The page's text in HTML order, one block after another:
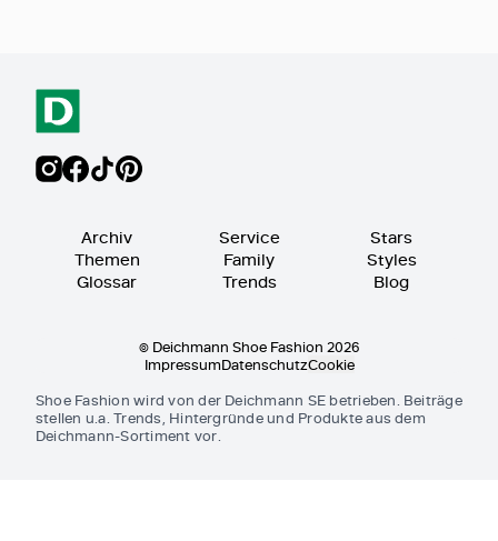
Archiv
Themen
Glossar
Service
Family
Trends
Stars
Styles
Blog
© Deichmann Shoe Fashion 2026
ImpressumDatenschutzCookie
Shoe Fashion wird von der Deichmann SE betrieben. Beiträge
stellen u.a. Trends, Hintergründe und Produkte aus dem
Deichmann-Sortiment vor.